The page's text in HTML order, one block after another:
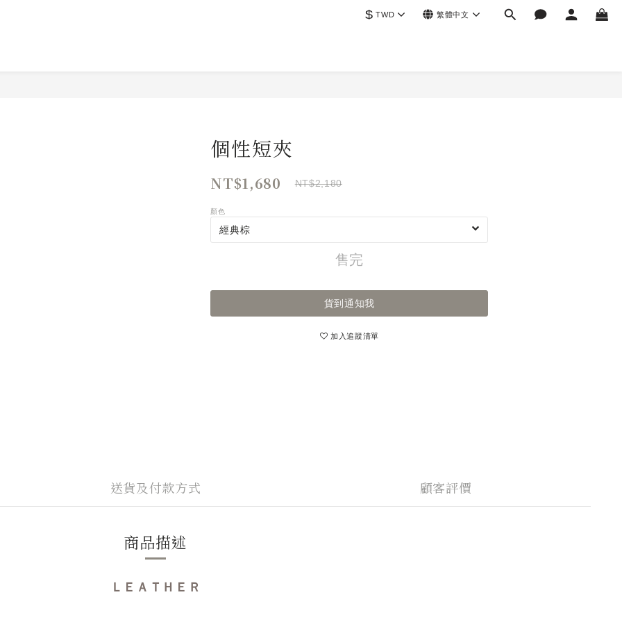
$ TWD 繁體中文
個性短夾
NT$1,680 NT$2,180
顏色
售完
貨到通知我
加入追蹤清單
送貨及付款方式 顧客評價
商品描述
ＬＥＡＴＨＥＲ